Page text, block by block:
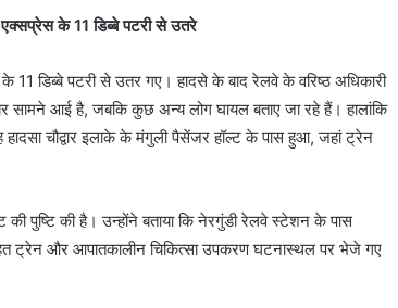
के 11 डिब्बे पटरी से उतरे
डिब्बे पटरी से उतर गए। हादसे के बाद रेलवे के वरिष्ठ अधिकारी
सामने आई है, जबकि कुछ अन्य लोग घायल बताए जा रहे हैं। हालांकि
चौद्वार इलाके के मंगुली पैसेंजर हॉल्ट के पास हुआ, जहां ट्रेन
पुष्टि की है। उन्होंने बताया कि नेरगुंडी रेलवे स्टेशन के पास
ट्रेन और आपातकालीन चिकित्सा उपकरण घटनास्थल पर भेजे गए